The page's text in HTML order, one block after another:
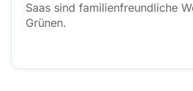
Saas sind familienfreundliche
Grünen.